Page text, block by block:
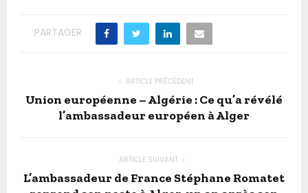
PARTAGER
ARTICLE PRÉCÉDENT
Union européenne – Algérie : Ce qu’a révélé
l’ambassadeur européen à Alger
ARTICLE SUIVANT
L’ambassadeur de France Stéphane Romatet